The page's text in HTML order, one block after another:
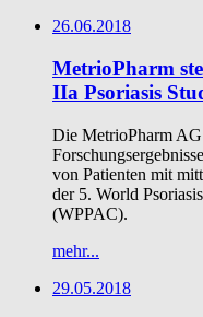
26.06.2018
MetrioPharm
IIa Psoriasis
Die MetrioPharm
von Patienten mit
der 5. World
(WPPAC).
mehr...
29.05.2018